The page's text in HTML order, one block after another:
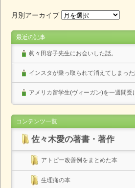
月別アーカイブ
最近の記事
眞々田容子先生にお会いした話。
アメリカ留学生(ヴィーガン)を一週間受
コンテンツ一覧
佐々木愛の著書・著作
アトピー改善例をまとめた本
生理痛の本